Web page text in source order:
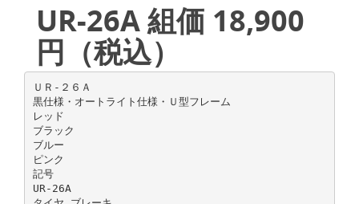
UR-26A 組価 18,900
円（税込）
ＵＲ-２６Ａ
黒仕様・オートライト仕様・Ｕ型フレーム
レッド
ブラック
ブルー
ピンク
記号
UR-26A